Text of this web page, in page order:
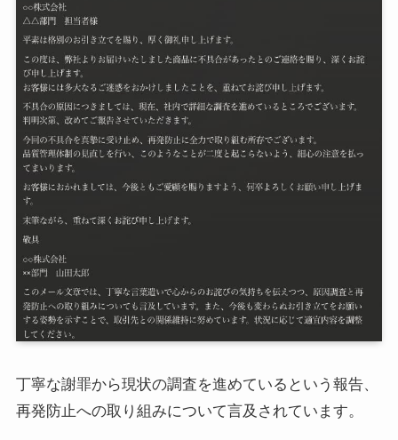
丁寧な謝罪から現状の調査を進めているという報告、
再発防止への取り組みについて言及されています。